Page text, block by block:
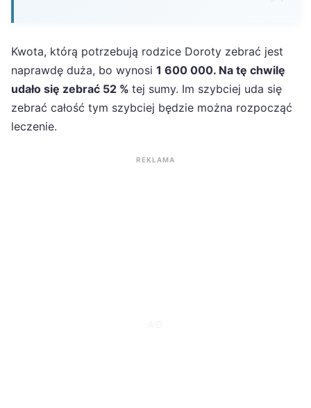
Kwota, którą potrzebują rodzice Doroty zebrać jest
naprawdę duża, bo wynosi 1 600 000. Na tę chwilę
udało się zebrać 52 % tej sumy. Im szybciej uda się
zebrać całość tym szybciej będzie można rozpocząć
leczenie.
REKLAMA